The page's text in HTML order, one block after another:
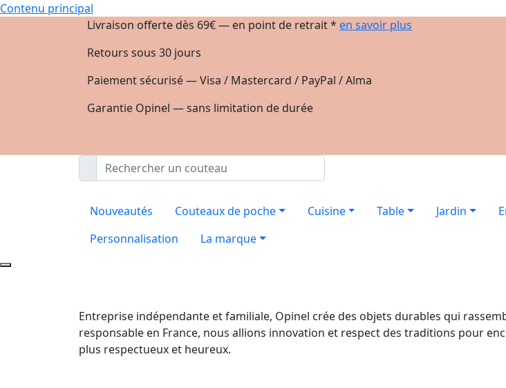
Contenu principal
Livraison offerte dès 69€ — en point de retrait * en savoir plus
Retours sous 30 jours
Paiement sécurisé — Visa / Mastercard / PayPal / Alma
Garantie Opinel — sans limitation de durée
Nouveautés Couteaux de poche Cuisine Table Jardin
Personnalisation
La marque
Entreprise indépendante et familiale, Opinel crée des objets durables qui
responsable en France, nous allions innovation et respect des traditions pour
plus respectueux et heureux.